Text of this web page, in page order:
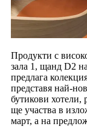
Продукти с
зала 1, щанд D2
предлага
представя най-
бутикови
ще участва в
март, а на